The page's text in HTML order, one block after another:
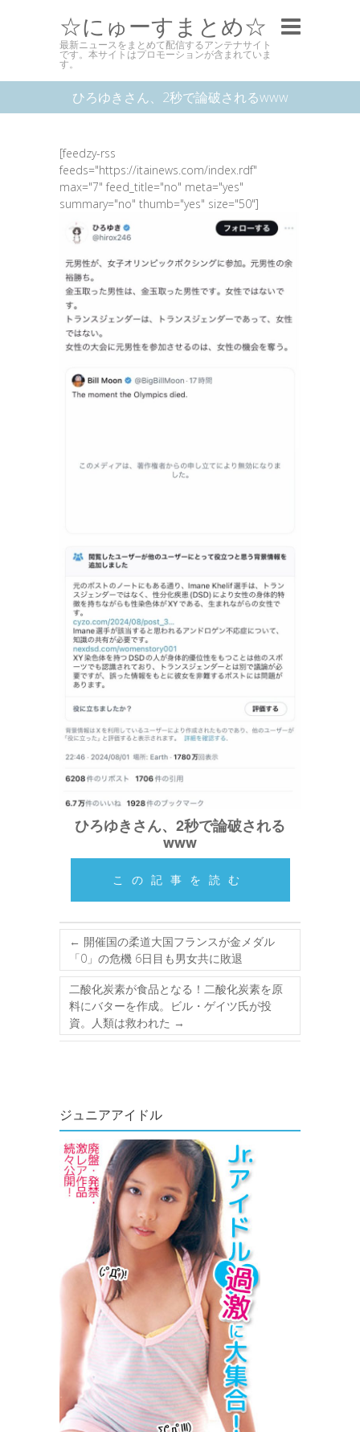
☆にゅーすまとめ☆
最新ニュースをまとめて配信するアンテナサイト
です。本サイトはプロモーションが含まれていま
す。
ひろゆきさん、2秒で論破されるwww
[feedzy-rss
feeds="https://itainews.com/index.rdf"
max="7" feed_title="no" meta="yes"
summary="no" thumb="yes" size="50"]
ひろゆきさん、2秒で論破される
www
この記事を読む
← 開催国の柔道大国フランスが金メダル
「0」の危機 6日目も男女共に敗退
二酸化炭素が食品となる！二酸化炭素を原
料にバターを作成。ビル・ゲイツ氏が投
資。人類は救われた →
ジュニアアイドル